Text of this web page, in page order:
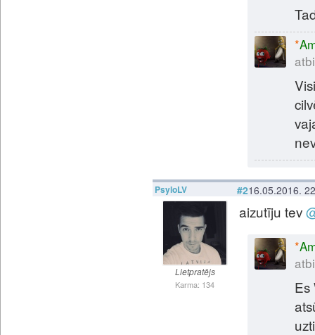
*
PsyloLV
Lietpratējs
Karma: 134
#216.05.2016.
aizutīju tev
*
Es